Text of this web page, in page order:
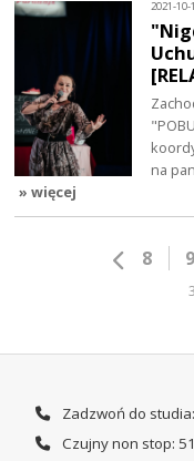
2021-
na
» więcej
8 9
Zadzwoń do
Czujny non stop: